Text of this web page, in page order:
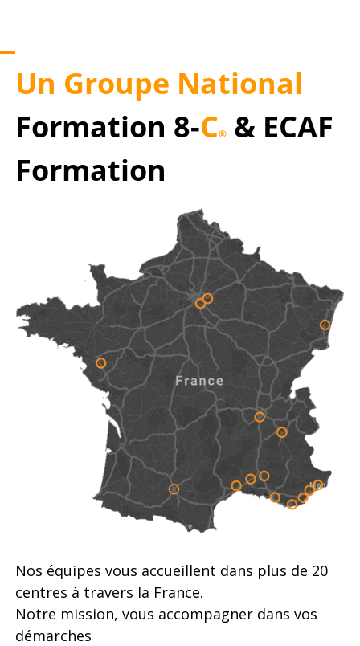
Un Groupe National
Formation 8-C®& ECAF
Formation
Nos équipes vous accueillent dans plus de 20
centres à travers la France.
Notre mission, vous accompagner dans vos
démarches